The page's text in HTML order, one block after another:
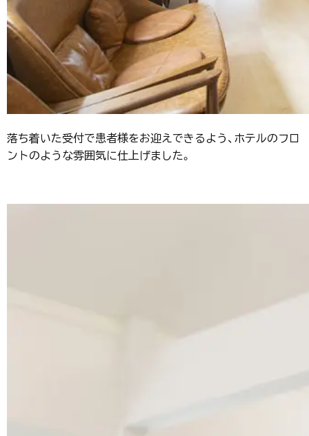
落ち着いた受付で患者様をお迎えできるよう、ホテルのフロ
ントのような雰囲気に仕上げました。